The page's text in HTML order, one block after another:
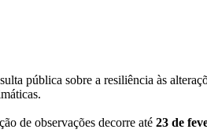
pública sobre a resiliência às
de observações decorre até 23 de